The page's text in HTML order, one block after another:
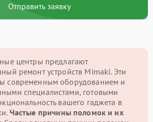
Отправить заявку
центры предлагают
ремонт устройств Mimaki. Эти
современным оборудованием и
специалистами, готовыми
вашего гаджета в
Частые причины поломок и их